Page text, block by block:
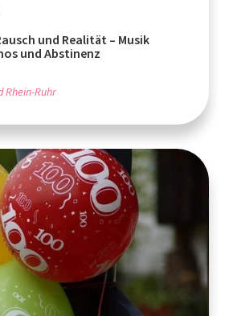
und Realität – Musik
und Abstinenz
Rhein-Ruhr